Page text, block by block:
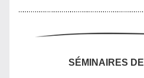
SÉMINAIRES DE